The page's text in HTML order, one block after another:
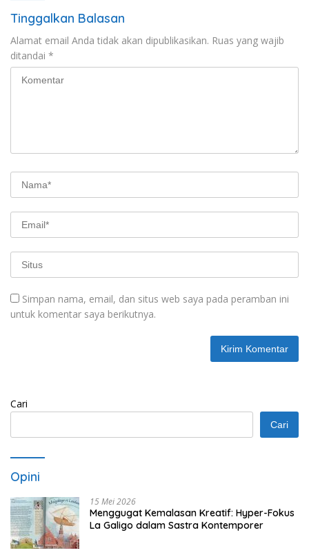
Tinggalkan Balasan
Alamat email Anda tidak akan dipublikasikan. Ruas yang wajib
ditandai *
Simpan nama, email, dan situs web saya pada peramban ini
untuk komentar saya berikutnya.
Cari
Cari
Opini
15 Mei 2026
Menggugat Kemalasan Kreatif: Hyper-Fokus
La Galigo dalam Sastra Kontemporer